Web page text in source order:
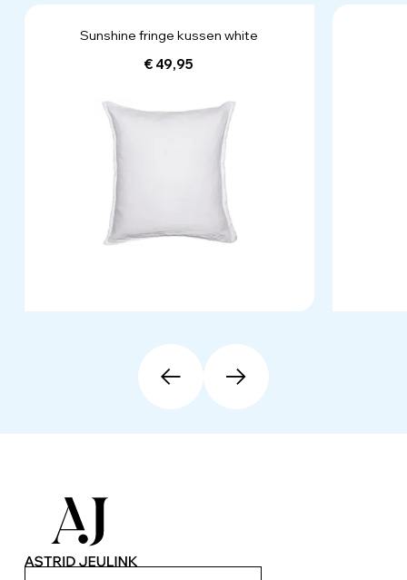
Sunshine fringe kussen white
€ 49,95